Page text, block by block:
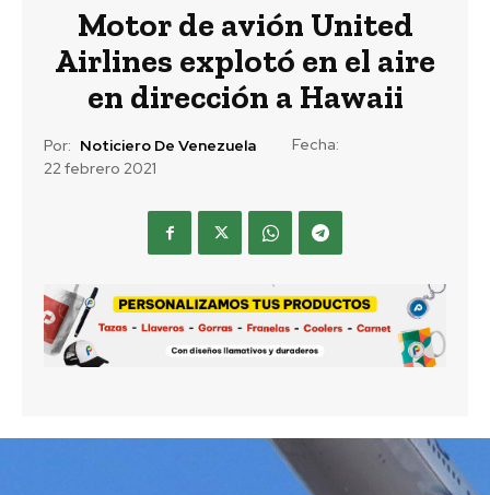
Motor de avión United
Airlines explotó en el aire
en dirección a Hawaii
Por: Noticiero De Venezuela
Fecha:
22 febrero 2021